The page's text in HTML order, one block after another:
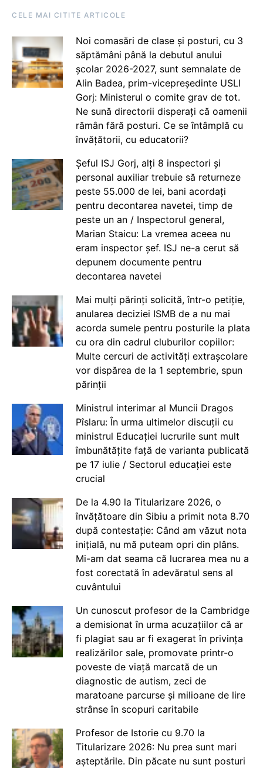
CELE MAI CITITE ARTICOLE
Noi comasări de clase și posturi, cu 3
săptămâni până la debutul anului
școlar 2026-2027, sunt semnalate de
Alin Badea, prim-vicepreședinte USLI
Gorj: Ministerul o comite grav de tot.
Ne sună directorii disperați că oamenii
rămân fără posturi. Ce se întâmplă cu
învățătorii, cu educatorii?
Șeful ISJ Gorj, alți 8 inspectori și
personal auxiliar trebuie să returneze
peste 55.000 de lei, bani acordați
pentru decontarea navetei, timp de
peste un an / Inspectorul general,
Marian Staicu: La vremea aceea nu
eram inspector șef. ISJ ne-a cerut să
depunem documente pentru
decontarea navetei
Mai mulți părinți solicită, într-o petiție,
anularea deciziei ISMB de a nu mai
acorda sumele pentru posturile la plata
cu ora din cadrul cluburilor copiilor:
Multe cercuri de activități extrașcolare
vor dispărea de la 1 septembrie, spun
părinții
Ministrul interimar al Muncii Dragos
Pîslaru: În urma ultimelor discuții cu
ministrul Educației lucrurile sunt mult
îmbunătățite față de varianta publicată
pe 17 iulie / Sectorul educației este
crucial
De la 4.90 la Titularizare 2026, o
învățătoare din Sibiu a primit nota 8.70
după contestație: Când am văzut nota
inițială, nu mă puteam opri din plâns.
Mi-am dat seama că lucrarea mea nu a
fost corectată în adevăratul sens al
cuvântului
Un cunoscut profesor de la Cambridge
a demisionat în urma acuzațiilor că ar
fi plagiat sau ar fi exagerat în privința
realizărilor sale, promovate printr-o
poveste de viață marcată de un
diagnostic de autism, zeci de
maratoane parcurse și milioane de lire
strânse în scopuri caritabile
Profesor de Istorie cu 9.70 la
Titularizare 2026: Nu prea sunt mari
așteptările. Din păcate nu sunt posturi